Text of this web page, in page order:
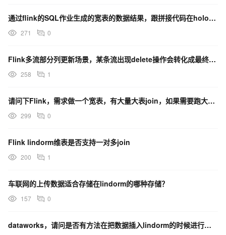
通过flink的SQL作业生成的宽表的数据结果，跟拼接代码在holo里跑出来的查询结果不一致为什么？
271 0
Flink多流部分列更新场景，某条流出现delete操作会转化成最终sink大宽表的update吗？
258 1
请问下Flink，需求做一个宽表，有大量大表join，如果需要跑大数据量的历史数据该怎么处理？
299 0
Flink lindorm维表是否支持一对多join
200 1
车联网的上传数据适合存储在lindorm的哪种存储？
157 0
dataworks，请问是否有方法在把数据插入lindorm的时候进行类型转换呢？